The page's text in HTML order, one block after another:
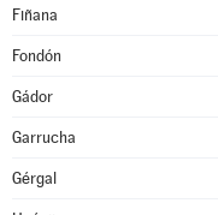
Fiñana
Fondón
Gádor
Garrucha
Gérgal